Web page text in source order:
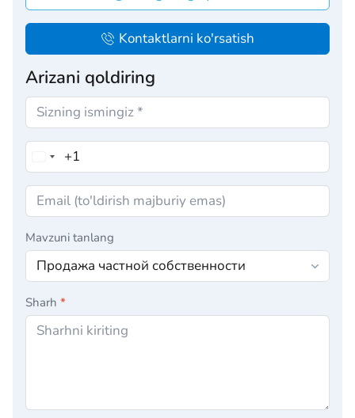
Kontaktlarni ko'rsatish
Arizani qoldiring
Mavzuni tanlang
Sharh *